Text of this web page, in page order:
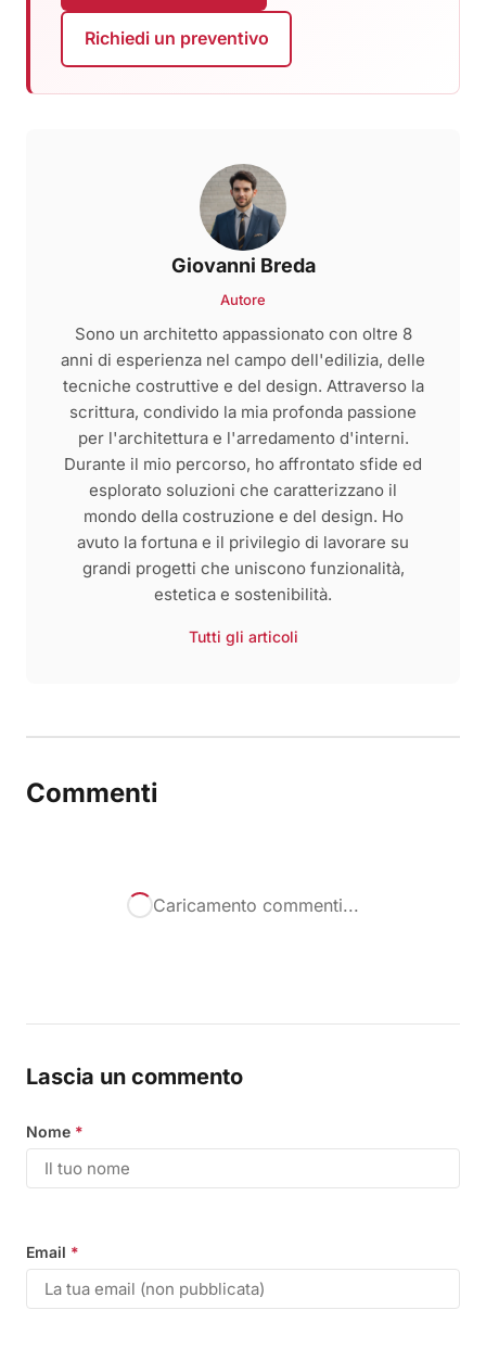
Richiedi un preventivo
Giovanni Breda
Autore
Sono un architetto appassionato con oltre 8
anni di esperienza nel campo dell'edilizia, delle
tecniche costruttive e del design. Attraverso la
scrittura, condivido la mia profonda passione
per l'architettura e l'arredamento d'interni.
Durante il mio percorso, ho affrontato sfide ed
esplorato soluzioni che caratterizzano il
mondo della costruzione e del design. Ho
avuto la fortuna e il privilegio di lavorare su
grandi progetti che uniscono funzionalità,
estetica e sostenibilità.
Tutti gli articoli
Commenti
Caricamento commenti...
Lascia un commento
Nome *
Email *